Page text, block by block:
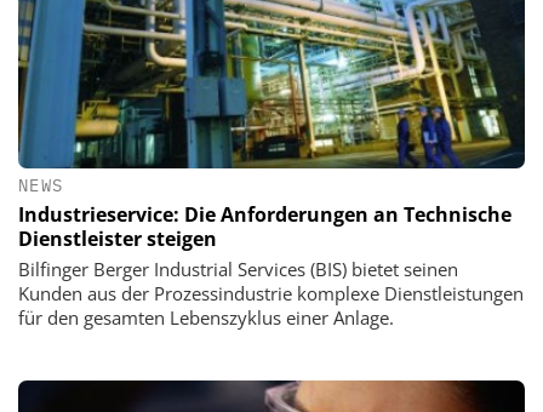
NEWS
Industrieservice: Die Anforderungen an Technische
Dienstleister steigen
Bilfinger Berger Industrial Services (BIS) bietet seinen
Kunden aus der Prozessindustrie komplexe Dienstleistungen
für den gesamten Lebenszyklus einer Anlage.